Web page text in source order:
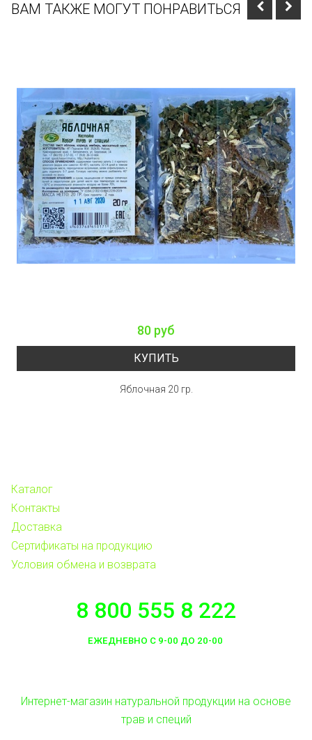
ВАМ ТАКЖЕ МОГУТ ПОНРАВИТЬСЯ
80 руб
КУПИТЬ
Яблочная 20 гр.
Каталог
Контакты
Доставка
Сертификаты на продукцию
Условия обмена и возврата
8 800 555 8 222
ЕЖЕДНЕВНО С 9-00 ДО 20-00
Интернет-магазин натуральной продукции на основе
трав и специй